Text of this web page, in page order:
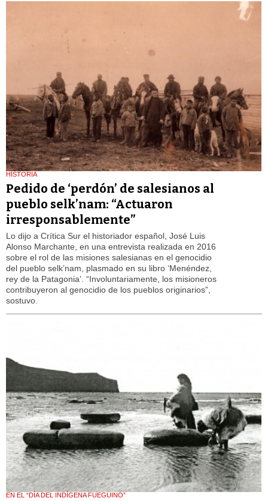
HISTORIA
Pedido de ‘perdón’ de salesianos al
pueblo selk’nam: “Actuaron
irresponsablemente”
Lo dijo a Crítica Sur el historiador español, José Luis
Alonso Marchante, en una entrevista realizada en 2016
sobre el rol de las misiones salesianas en el genocidio
del pueblo selk’nam, plasmado en su libro ‘Menéndez,
rey de la Patagonia’. “Involuntariamente, los misioneros
contribuyeron al genocidio de los pueblos originarios”,
sostuvo.
EN EL “DÍA DEL INDÍGENA FUEGUINO”